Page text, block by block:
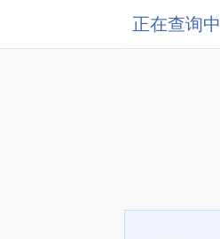
正在查询中